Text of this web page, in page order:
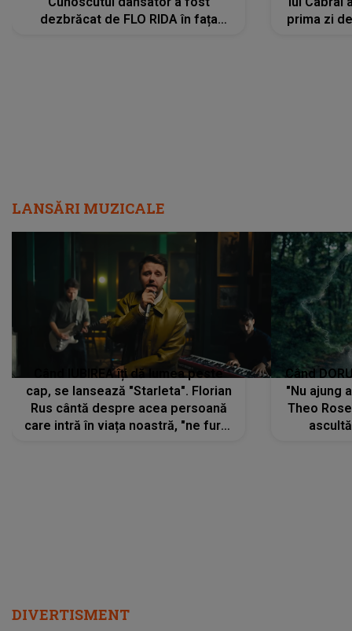
dezbrăcat de FLO RIDA în fața
prima zi
LANSĂRI MUZICALE
Când IUBIREA îți dă lumea peste
cap, se lansează "Starleta". Florian
Rus cântă despre acea persoană
care intră în viața noastră, "ne fură"
Când
"Nu ajung
Theo
DIVERTISMENT